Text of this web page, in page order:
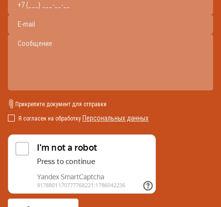
Прикрепите документ для отправки
Я согласен на обработку Персональных данных